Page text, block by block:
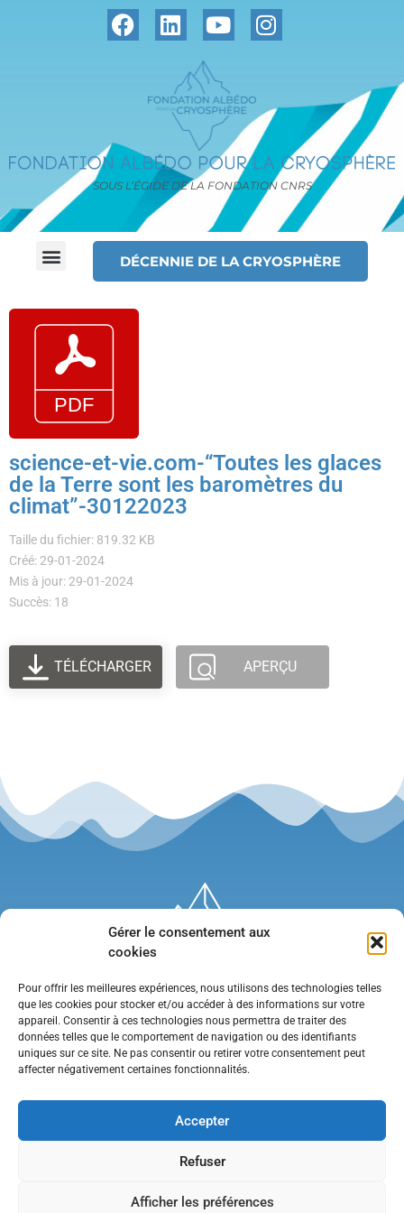
Gérer le consentement aux
cookies
Pour offrir les meilleures expériences, nous utilisons des technologies telles
que les cookies pour stocker et/ou accéder à des informations sur votre
appareil. Consentir à ces technologies nous permettra de traiter des
données telles que le comportement de navigation ou des identifiants
uniques sur ce site. Ne pas consentir ou retirer votre consentement peut
affecter négativement certaines fonctionnalités.
Accepter
Refuser
Afficher les préférences
SOUS L’ÉGIDE DE LA FONDATION CNRS
DÉCENNIE DE LA CRYOSPHÈRE
science-et-vie.com-“Toutes les glaces
de la Terre sont les baromètres du
climat”-30122023
Taille du fichier: 819.32 KB
Créé: 29-01-2024
Mis à jour: 29-01-2024
Succès: 18
TÉLÉCHARGER APERÇU
•Contact